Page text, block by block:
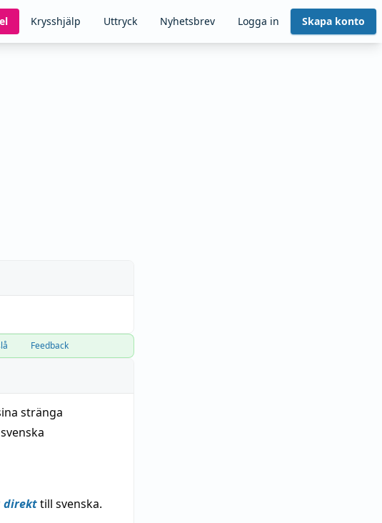
Krysshjälp Uttryck Nyhetsbrev Logga in Skapa konto
Feedback
stränga
direkttill svenska.